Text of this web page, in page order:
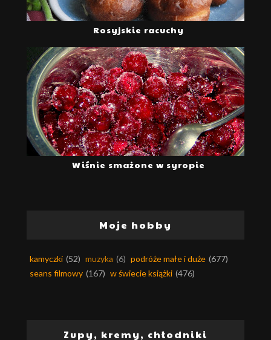
Rosyjskie racuchy
Wiśnie smażone w syropie
Moje hobby
kamyczki (52) muzyka (6) podróże małe i duże (677)
seans filmowy (167) w świecie książki (476)
Zupy, kremy, chłodniki